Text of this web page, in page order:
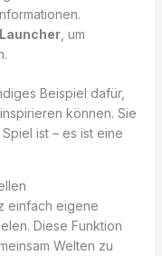
Launcher, um
Beispiel dafür,
können. Sie
ist – es ist eine
einfach eigene
Diese Funktion
Welten zu